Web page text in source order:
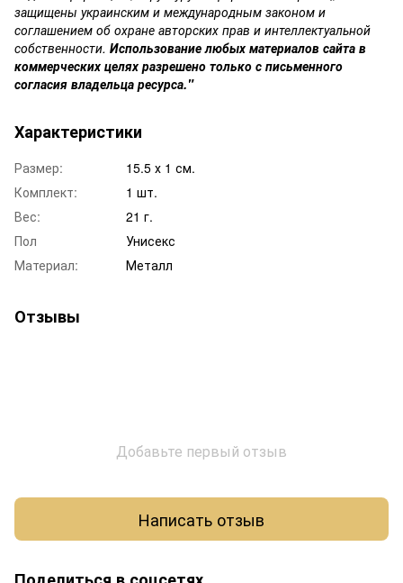
защищены украинским и международным законом и
соглашением об охране авторских прав и интеллектуальной
собственности. Использование любых материалов сайта в
коммерческих целях разрешено только с письменного
согласия владельца ресурса."
Характеристики
Размер:
15.5 х 1 см.
Комплект:
1 шт.
Вес:
21 г.
Пол
Унисекс
Материал:
Металл
Отзывы
Добавьте первый отзыв
Написать отзыв